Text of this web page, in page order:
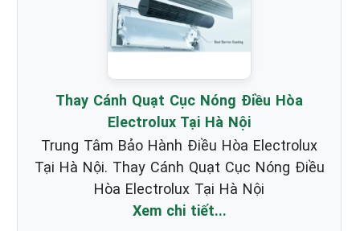
Thay Cánh Quạt Cục Nóng Điều Hòa
Electrolux Tại Hà Nội
Trung Tâm Bảo Hành Điều Hòa Electrolux
Tại Hà Nội. Thay Cánh Quạt Cục Nóng Điều
Hòa Electrolux Tại Hà Nội
Xem chi tiết...